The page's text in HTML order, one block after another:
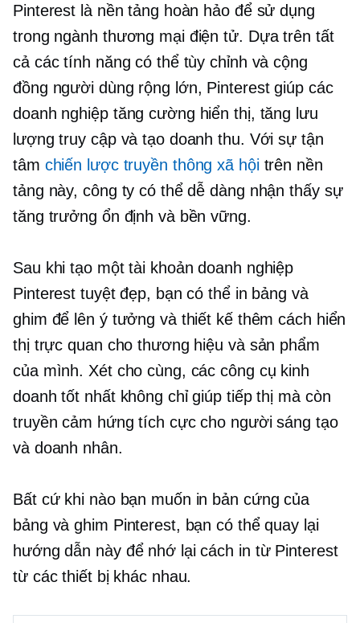
Pinterest là nền tảng hoàn hảo để sử dụng
trong ngành thương mại điện tử. Dựa trên tất
cả các tính năng có thể tùy chỉnh và cộng
đồng người dùng rộng lớn, Pinterest giúp các
doanh nghiệp tăng cường hiển thị, tăng lưu
lượng truy cập và tạo doanh thu. Với sự tận
tâm chiến lược truyền thông xã hộitrên nền
tảng này, công ty có thể dễ dàng nhận thấy sự
tăng trưởng ổn định và bền vững.
Sau khi tạo một tài khoản doanh nghiệp
Pinterest tuyệt đẹp, bạn có thể in bảng và
ghim để lên ý tưởng và thiết kế thêm cách hiển
thị trực quan cho thương hiệu và sản phẩm
của mình. Xét cho cùng, các công cụ kinh
doanh tốt nhất không chỉ giúp tiếp thị mà còn
truyền cảm hứng tích cực cho người sáng tạo
và doanh nhân.
Bất cứ khi nào bạn muốn in bản cứng của
bảng và ghim Pinterest, bạn có thể quay lại
hướng dẫn này để nhớ lại cách in từ Pinterest
từ các thiết bị khác nhau.